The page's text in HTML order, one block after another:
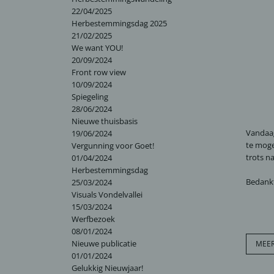
22/04/2025
Herbestemmingsdag 2025
21/02/2025
We want YOU!
20/09/2024
Front row view
10/09/2024
Spiegeling
28/06/2024
Nieuwe thuisbasis
19/06/2024
Vergunning voor Goet!
01/04/2024
Herbestemmingsdag
25/03/2024
Visuals Vondelvallei
15/03/2024
Werfbezoek
08/01/2024
Nieuwe publicatie
01/01/2024
Gelukkig Nieuwjaar!
te
trots